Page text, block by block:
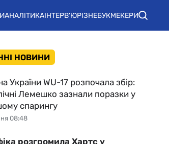
АНАЛІТИКАІНТЕРВ'ЮРІЗНЕБУКМЕКЕРИ
НОВИНИ
08:48
України WU-17 розпочала збір:
Лемешко зазнали поразки у
спарингу
розгромила Хартс у